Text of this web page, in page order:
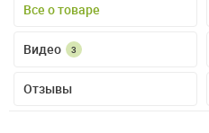
Все о товаре
Видео 3
Отзывы